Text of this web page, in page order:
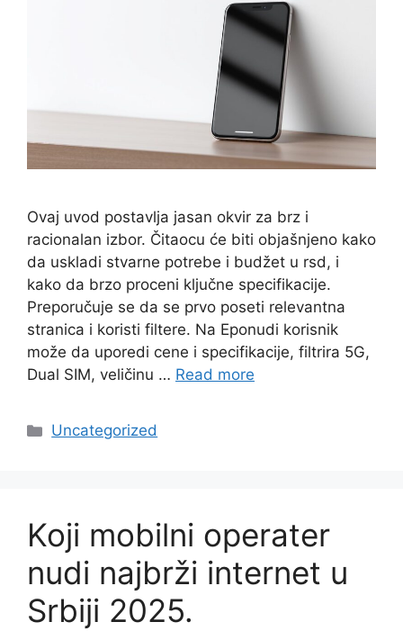
Ovaj uvod postavlja jasan okvir za brz i
racionalan izbor. Čitaocu će biti objašnjeno kako
da uskladi stvarne potrebe i budžet u rsd, i
kako da brzo proceni ključne specifikacije.
Preporučuje se da se prvo poseti relevantna
stranica i koristi filtere. Na Eponudi korisnik
može da uporedi cene i specifikacije, filtrira 5G,
Dual SIM, veličinu … Read more
Categories
Uncategorized
Koji mobilni operater
nudi najbrži internet u
Srbiji 2025.